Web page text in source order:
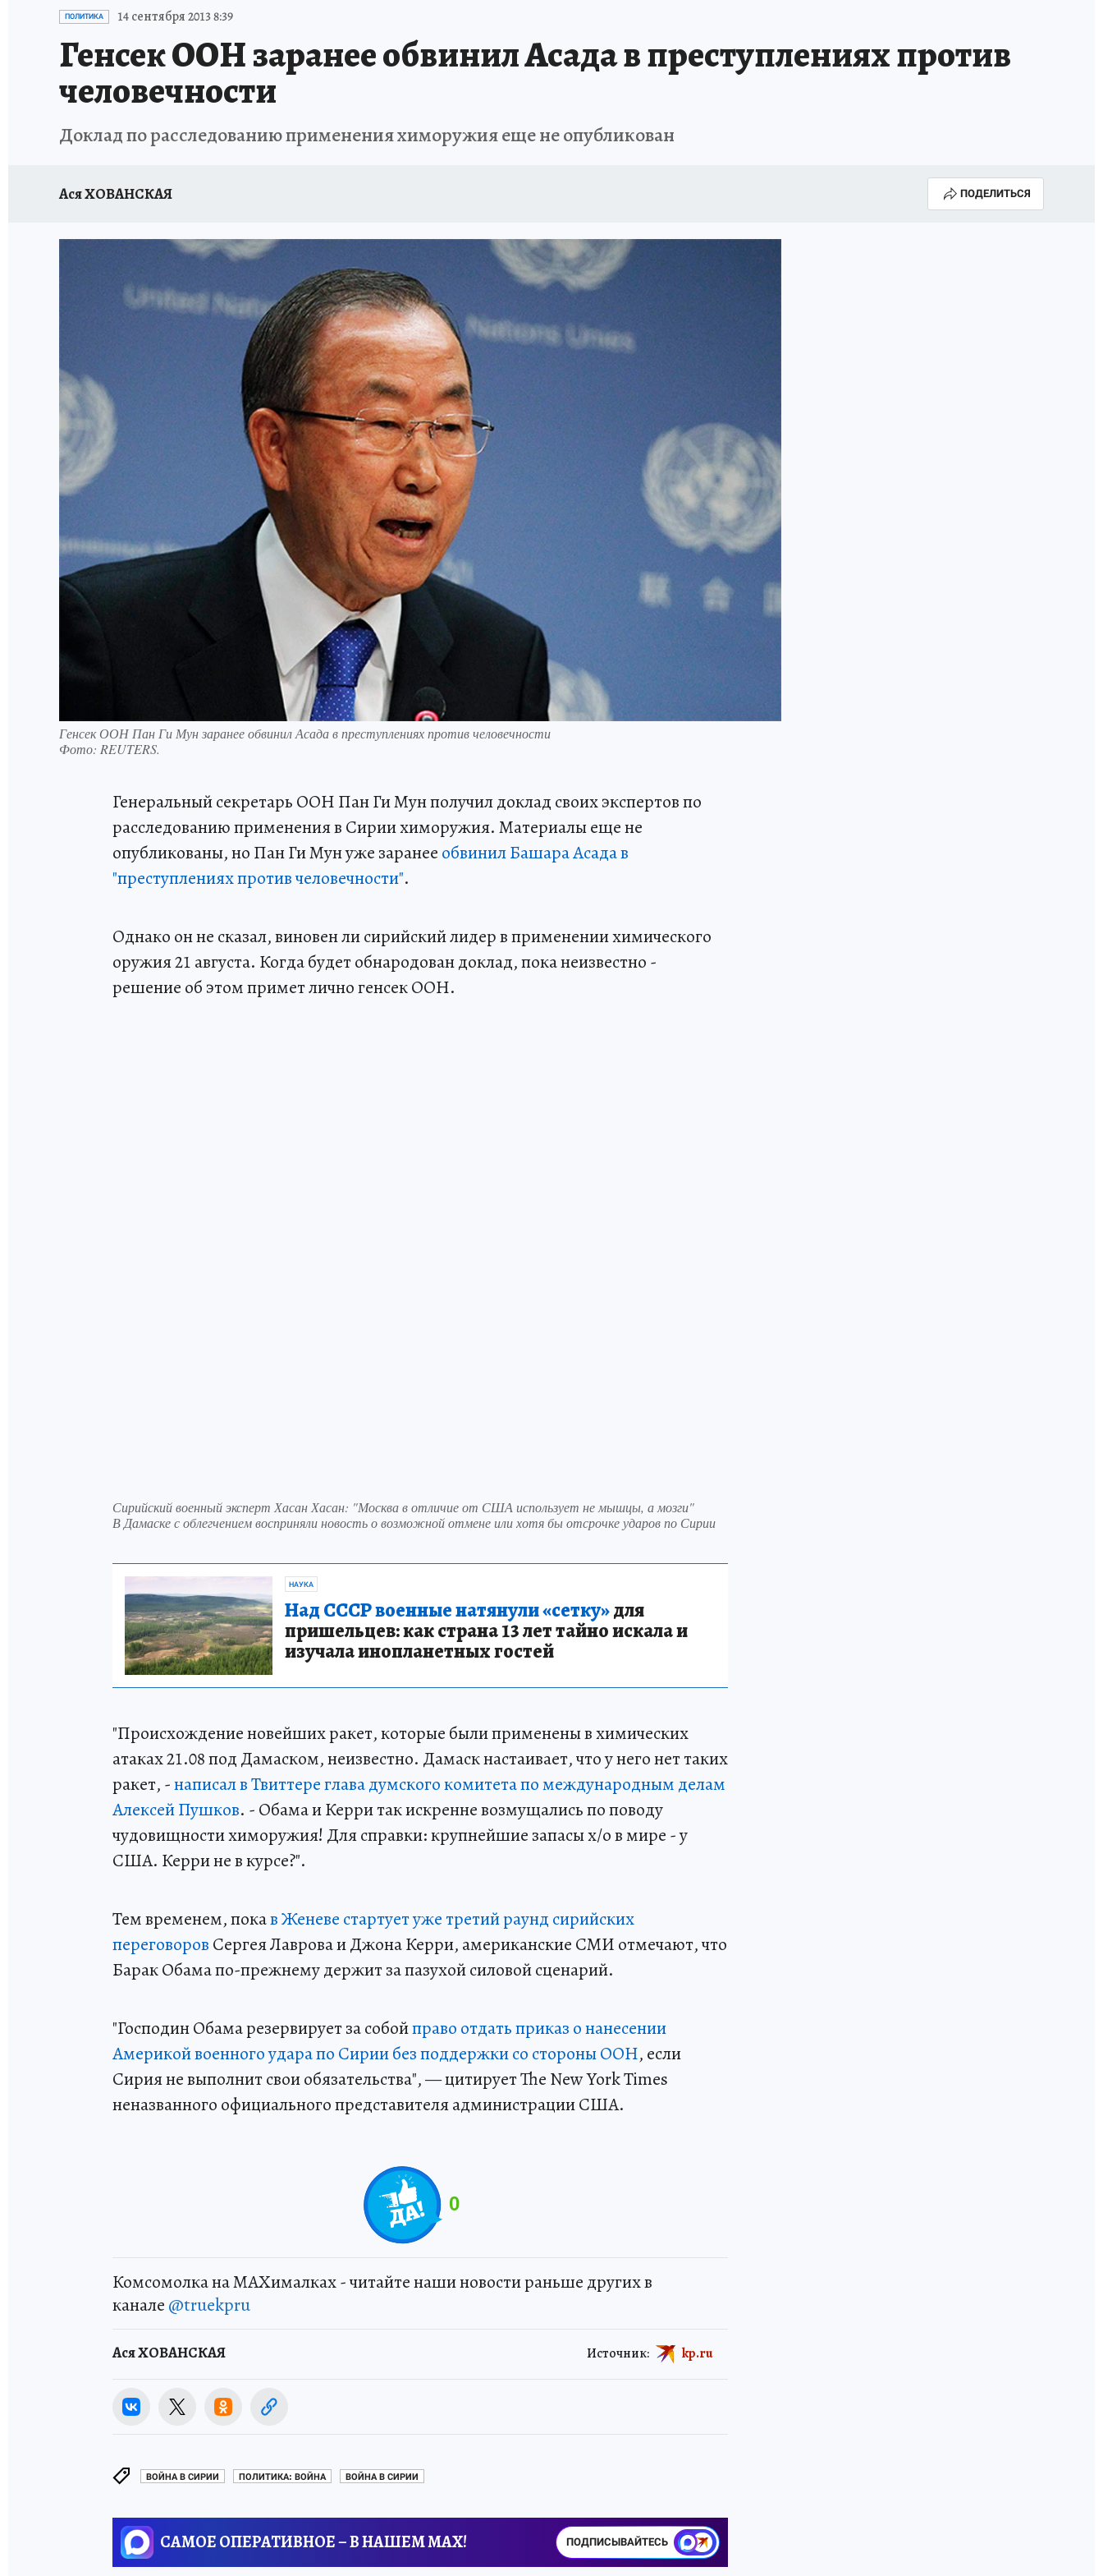
ИСПЫТАНО НА СЕБЕ
ПОЛИТИКА 14 сентября 2013 8:39
Генсек ООН заранее обвинил Асада в преступлениях против
человечности
Доклад по расследованию применения химоружия еще не опубликован
Ася ХОВАНСКАЯ ПОДЕЛИТЬСЯ
Генсек ООН Пан Ги Мун заранее обвинил Асада в преступлениях против человечности
Фото: REUTERS.
Генеральный секретарь ООН Пан Ги Мун получил доклад своих экспертов по
расследованию применения в Сирии химоружия. Материалы еще не
опубликованы, но Пан Ги Мун уже заранее обвинил Башара Асада в
"преступлениях против человечности".
Однако он не сказал, виновен ли сирийский лидер в применении химического
оружия 21 августа. Когда будет обнародован доклад, пока неизвестно -
решение об этом примет лично генсек ООН.
Сирийский военный эксперт Хасан Хасан: "Москва в отличие от США использует не мышцы, а мозги"
В Дамаске с облегчением восприняли новость о возможной отмене или хотя бы отсрочке ударов по Сирии
НАУКА
Над СССР военные натянули «сетку»для
пришельцев: как страна 13 лет тайно искала и
изучала инопланетных гостей
"Происхождение новейших ракет, которые были применены в химических
атаках 21.08 под Дамаском, неизвестно. Дамаск настаивает, что у него нет таких
ракет, -написал в Твиттере глава думского комитета по международным делам
Алексей Пушков. - Обама и Керри так искренне возмущались по поводу
чудовищности химоружия! Для справки: крупнейшие запасы х/о в мире - у
США. Керри не в курсе?".
Тем временем, покав Женеве стартует уже третий раунд сирийских
переговоров Сергея Лаврова и Джона Керри, американские СМИ отмечают, что
Барак Обама по-прежнему держит за пазухой силовой сценарий.
"Господин Обама резервирует за собойправо отдать приказ о нанесении
Америкой военного удара по Сирии без поддержки со стороны ООН, если
Сирия не выполнит свои обязательства", — цитирует The New York Times
неназванного официального представителя администрации США.
0
Комсомолка на MAXималках - читайте наши новости раньше других в
канале @truekpru
Ася ХОВАНСКАЯ Источник: kp.ru
ВОЙНА В СИРИИ ПОЛИТИКА: ВОЙНА ВОЙНА В СИРИИ
САМОЕ ОПЕРАТИВНОЕ – В НАШЕМ MAX! ПОДПИСЫВАЙТЕСЬ